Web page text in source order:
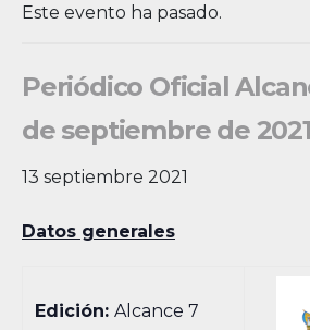
Este evento ha pasado.
Periódico Oficial
de septiembre de 2021
13 septiembre 2021
Datos generales
Edición:Alcance 7